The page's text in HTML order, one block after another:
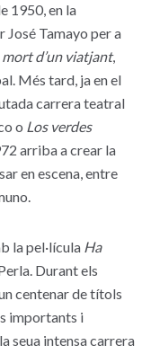
1950, en la
José Tamayo per a
mort d’un viatjant,
Més tard, ja en el
carrera teatral
o Los verdes
arriba a crear la
en escena, entre
la pel·lícula Ha
Durant els
centenar de títols
importants i
seua intensa carrera